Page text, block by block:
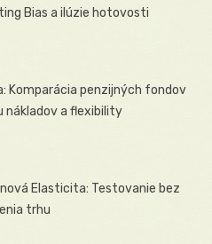
Bias a ilúzie hotovosti
Komparácia penzijných fondov
nákladov a flexibility
Elasticita: Testovanie bez
trhu